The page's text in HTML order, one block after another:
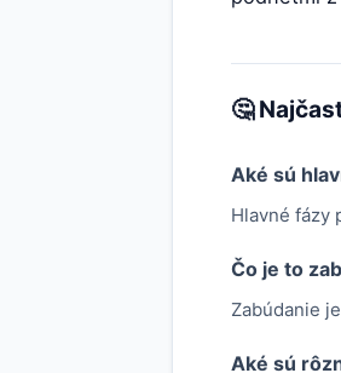
🤔
Aké sú
Hlavné fázy
Čo je to
Zabúdanie
Aké sú